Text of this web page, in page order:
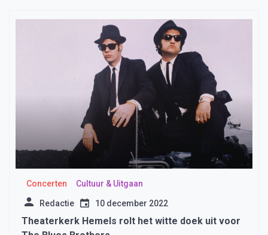
Concerten Cultuur & Uitgaan
Redactie 10 december 2022
Theaterkerk Hemels rolt het witte doek uit voor